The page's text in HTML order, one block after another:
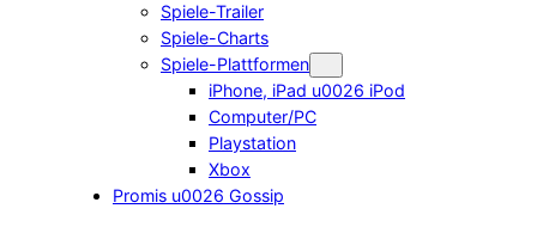
Spiele-Trailer
Spiele-Charts
Spiele-Plattformen
iPhone, iPad u0026 iPod
Computer/PC
Playstation
Xbox
Promis u0026 Gossip